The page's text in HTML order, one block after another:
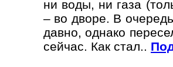
ни воды, ни газа
– во дворе. В
давно, однако
сейчас. Как стал..